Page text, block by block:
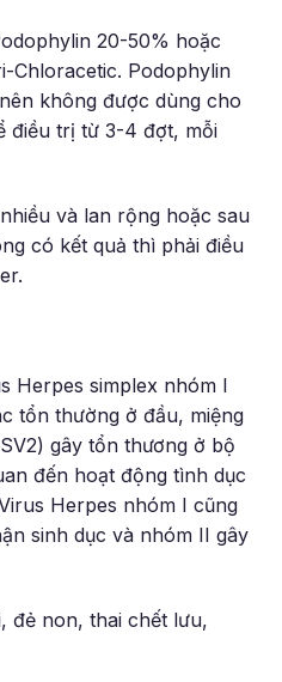
20-50% hoặc
Chloracetic. Podophylin
không được dùng cho
điều trị từ 3-4 đợt, mỗi
và lan rộng hoặc sau
có kết quả thì phải điều
Herpes simplex nhóm I
tổn thường ở đầu, miệng
gây tổn thương ở bộ
đến hoạt động tình dục
Herpes nhóm I cũng
sinh dục và nhóm II gây
đẻ non, thai chết lưu,